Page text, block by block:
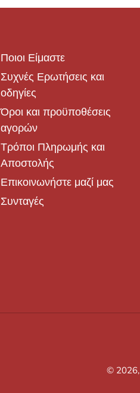
Ποιοι Είμαστε
Συχνές Ερωτήσεις και
οδηγίες
Όροι και προϋποθέσεις
αγορών
Τρόποι Πληρωμής και
Αποστολής
Επικοινωνήστε μαζί μας
Συνταγές
© 2026,